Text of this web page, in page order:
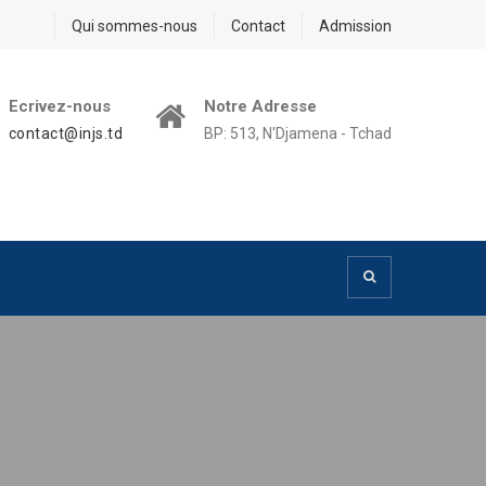
Qui sommes-nous Contact Admission
Ecrivez-nous
contact@injs.td
Notre Adresse
BP: 513, N'Djamena - Tchad